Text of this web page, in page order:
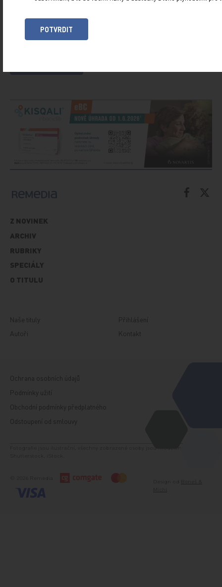
Souhlasím se zasíláním newsletteru
Z NOVINEK
ARCHIV
RUBRIKY
SPECIÁLY
O TITULU
Naše tituly
Autoři
Přihlášení
Kontakt
Ochrana osobních údajů
Podmínky užití
Obchodní podmínky předplatného
Odstoupení od smlouvy
POTVRDIT